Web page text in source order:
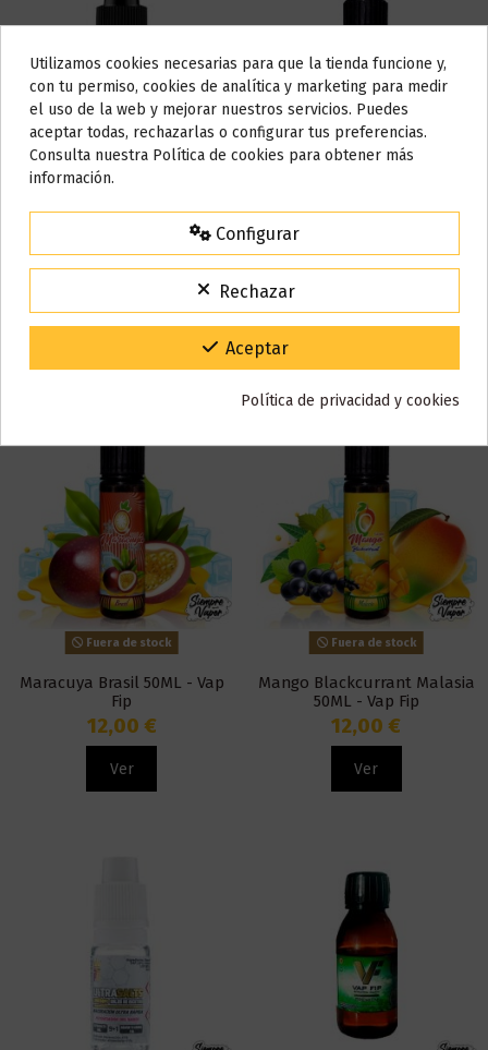
Nicosalt 9 + 1ml - Vap Fip
Añadir al carrito
Mango Ripe Peru 50ML - Vap
Fip
Ver
Fuera de stock
Maracuya Brasil 50ML - Vap
Fip
12,00 €
Ver
Fuera de stock
Mango Blackcurrant Malasia
50ML - Vap Fip
12,00 €
Ver
Do not show again.
AVISO IMPORTANTE
Nos tomamos unos días
15% de descuento
Código:VACACIONES15
Gracias por tu paciencia y por seguir confiando en nosotros.
Utilizamos cookies necesarias para que la tienda funcione y,
con tu permiso, cookies de analítica y marketing para medir
el uso de la web y mejorar nuestros servicios. Puedes
aceptar todas, rechazarlas o configurar tus preferencias.
Consulta nuestra Política de cookies para obtener más
información.
Configurar
Rechazar
Aceptar
Política de privacidad y cookies